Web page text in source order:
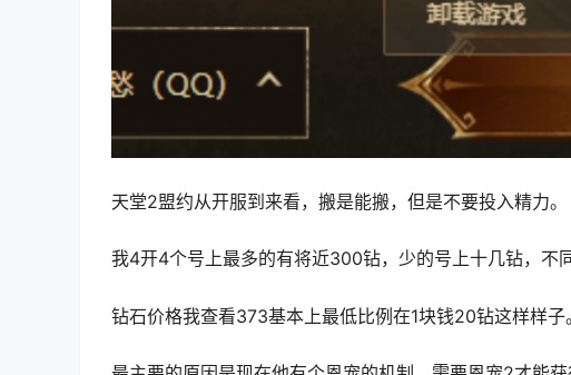
天堂2盟约从开服到来看，搬是能搬，但是不要投入精力。
我4开4个号上最多的有将近300钻，少的号上十几钻，不
钻石价格我查看373基本上最低比例在1块钱20钻这样样